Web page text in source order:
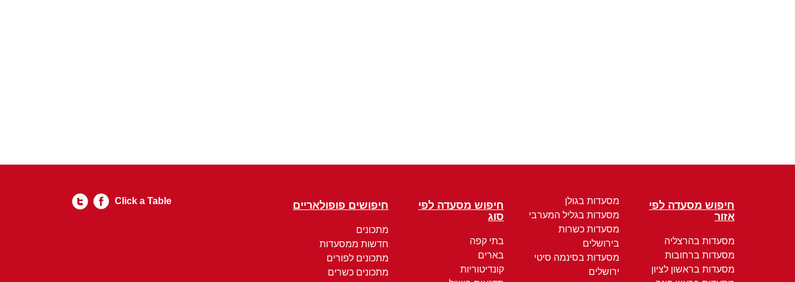
חיפוש מסעדה לפי
אזור
מסעדות בהרצליה
מסעדות ברחובות
מסעדות בראשון לציון
מסעדות בגולן
מסעדות בגליל המערבי
מסעדות כשרות
בירושלים
מסעדות בסינמה סיטי
ירושלים
חיפוש מסעדה לפי
סוג
בתי קפה
בארים
קונדיטוריות
חיפושים פופולאריים
מתכונים
חדשות ממסעדות
מתכונים לפורים
מתכונים כשרים
Click a Table